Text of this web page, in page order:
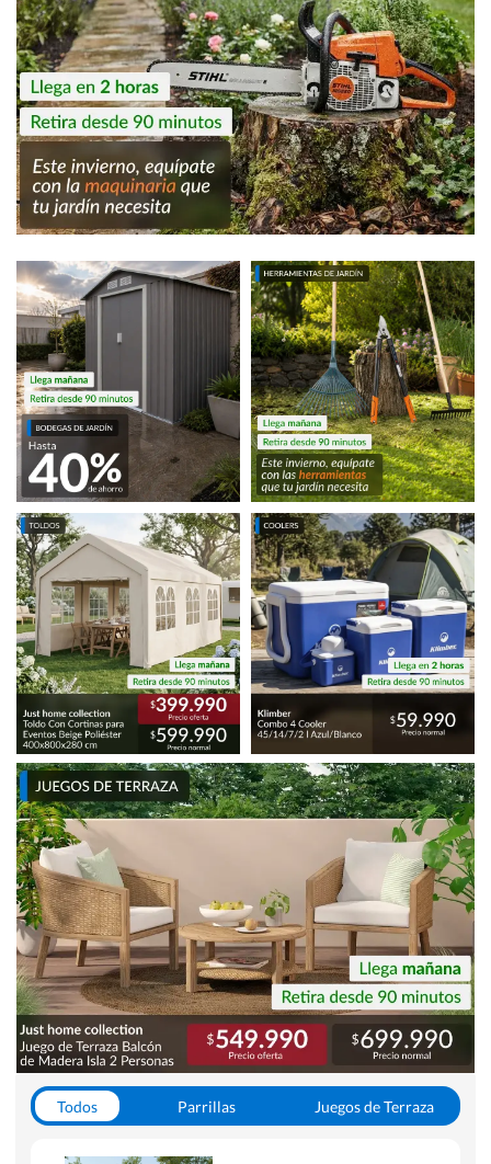
Todos Parrillas
Juegos de Terraza